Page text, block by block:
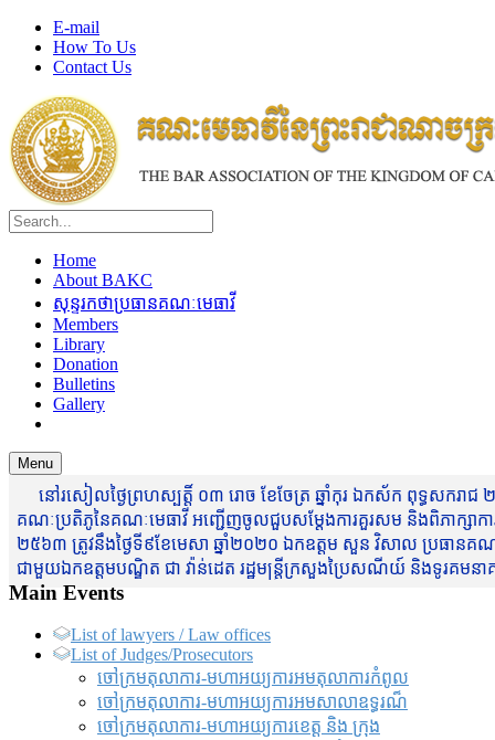
E-mail
How To Us
Contact Us
Home
About BAKC
សុន្ទរកថាប្រធានគណៈមេធាវី
Members
Library
Donation
Bulletins
Gallery
Menu
នៅរសៀលថ្ងៃព្រហស្បត្តិ៍ ០៣ រោច ខែចែត្រ ឆ្នាំកុរ ឯកស័ក ពុទ្ធសករាជ
គណៈប្រតិភូនៃគណៈមេធាវី អញ្ជើញចូលជួបសម្តែងការគួរសម និងពិភាក្សាកា
២៥៦៣ ត្រូវនឹងថ្ងៃទី៩ខែមេសា ឆ្នាំ២០២០ ឯកឧត្តម សួន វិសាល ប្រធានគណ
ជាមួយឯកឧត្តមបណ្ឌិត ជា វ៉ាន់ដេត រដ្ឋមន្រ្តីក្រសួងប្រៃសណីយ៍ និងទូរគ
Main Events
List of lawyers / Law offices
List of Judges/Prosecutors
ចៅក្រមតុលាការ-មហាអយ្យការអមតុលាការកំពូល
ចៅក្រមតុលាការ-មហាអយ្យការអមសាលាឧទ្ធរណ៏
ចៅក្រមតុលាការ-មហាអយ្យការខេត្ត និង ក្រុង